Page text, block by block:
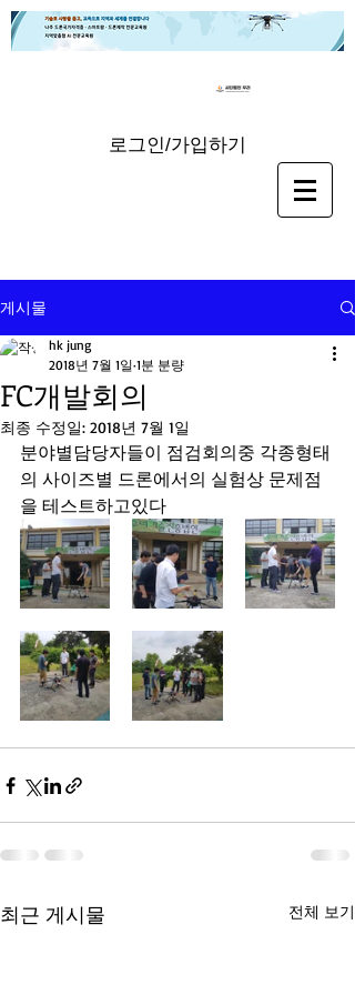
로그인/가입하기
게시물
FC개발회의
hk jung
2018년 7월 1일 1분 분량
최종 수정일: 2018년 7월 1일
분야별담당자들이 점검회의중 각종형태
의 사이즈별 드론에서의 실험상 문제점
을 테스트하고있다
최근 게시물 전체 보기